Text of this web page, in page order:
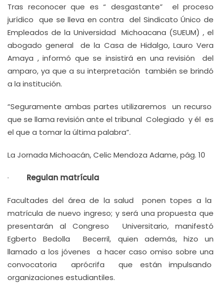
Tras reconocer que es “ desgastante” el proceso
jurídico que se lleva en contra del Sindicato Único de
Empleados de la Universidad Michoacana (SUEUM) , el
abogado general de la Casa de Hidalgo, Lauro Vera
Amaya , informó que se insistirá en una revisión del
amparo, ya que a su interpretación también se brindó
a la institución.
“Seguramente ambas partes utilizaremos un recurso
que se llama revisión ante el tribunal Colegiado y él es
el que a tomar la última palabra”.
La Jornada Michoacán, Celic Mendoza Adame, pág. 10
· Regulan matrícula
Facultades del área de la salud ponen topes a la
matrícula de nuevo ingreso; y será una propuesta que
presentarán al Congreso Universitario, manifestó
Egberto Bedolla Becerril, quien además, hizo un
llamado a los jóvenes a hacer caso omiso sobre una
convocatoria aprócrifa que están impulsando
organizaciones estudiantiles.